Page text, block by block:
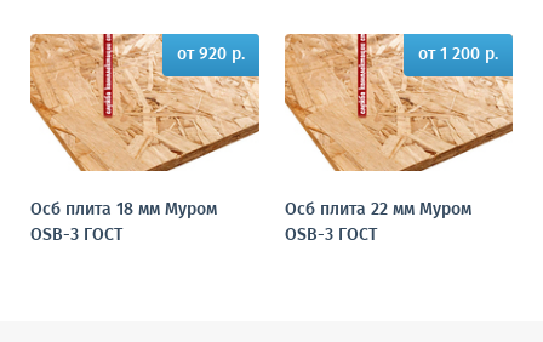
от 920 р.
Осб плита 18 мм Муром
OSB-3 ГОСТ
от 1 200 р.
Осб плита 22 мм Муром
OSB-3 ГОСТ